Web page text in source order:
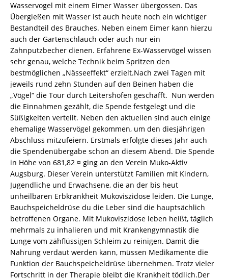
Wasservogel mit einem Eimer Wasser übergossen. Das
Übergießen mit Wasser ist auch heute noch ein wichtiger
Bestandteil des Brauches. Neben einem Eimer kann hierzu
auch der Gartenschlauch oder auch nur ein
Zahnputzbecher dienen. Erfahrene Ex-Wasservögel wissen
sehr genau, welche Technik beim Spritzen den
bestmöglichen „Nässeeffekt“ erzielt.Nach zwei Tagen mit
jeweils rund zehn Stunden auf den Beinen haben die
„Vögel“ die Tour durch Leitershofen geschafft. Nun werden
die Einnahmen gezählt, die Spende festgelegt und die
Süßigkeiten verteilt. Neben den aktuellen sind auch einige
ehemalige Wasservögel gekommen, um den diesjährigen
Abschluss mitzufeiern. Erstmals erfolgte dieses Jahr auch
die Spendenübergabe schon an diesem Abend. Die Spende
in Höhe von 681,82 ¤ ging an den Verein Muko-Aktiv
Augsburg. Dieser Verein unterstützt Familien mit Kindern,
Jugendliche und Erwachsene, die an der bis heut
unheilbaren Erbkrankheit Mukoviszidose leiden. Die Lunge,
Bauchspeicheldrüse du die Leber sind die hauptsächlich
betroffenen Organe. Mit Mukoviszidose leben heißt, täglich
mehrmals zu inhalieren und mit Krankengymnastik die
Lunge vom zähflüssigen Schleim zu reinigen. Damit die
Nahrung verdaut werden kann, müssen Medikamente die
Funktion der Bauchspeicheldrüse übernehmen. Trotz vieler
Fortschritt in der Therapie bleibt die Krankheit tödlich.Der